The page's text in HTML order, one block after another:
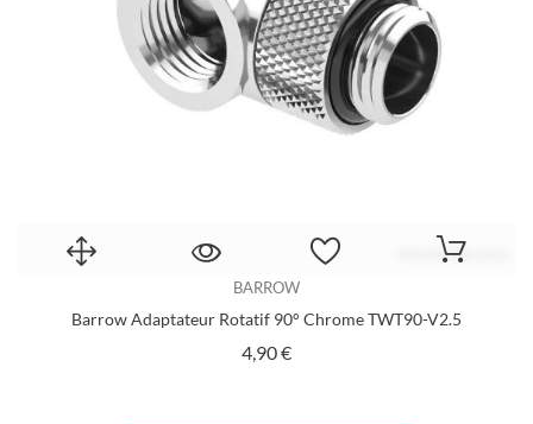
BARROW
Barrow Adaptateur Rotatif 90° Chrome TWT90-V2.5
4,90 €Prix